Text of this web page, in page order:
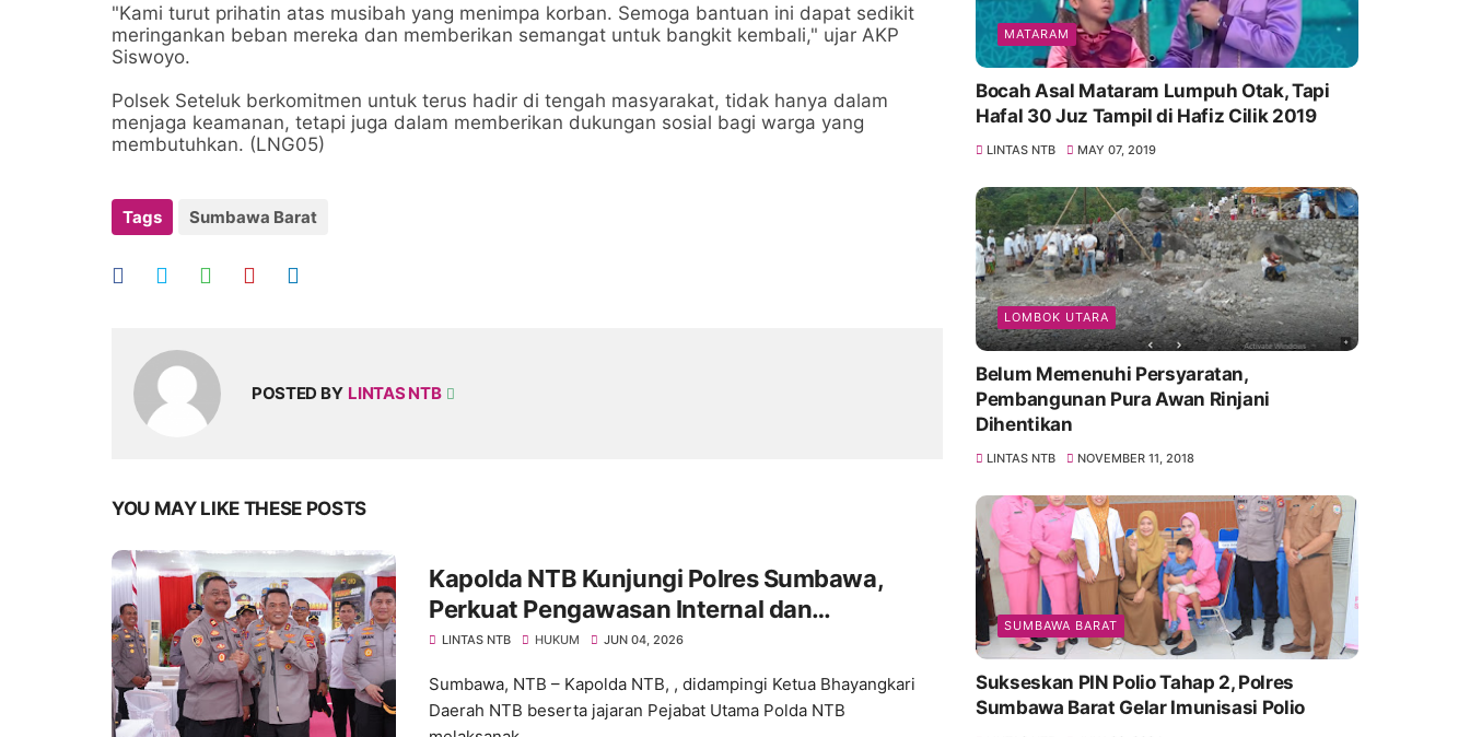
"Kami turut prihatin atas musibah yang menimpa korban. Semoga bantuan ini dapat sedikit
meringankan beban mereka dan memberikan semangat untuk bangkit kembali," ujar AKP
Siswoyo.
Polsek Seteluk berkomitmen untuk terus hadir di tengah masyarakat, tidak hanya dalam
menjaga keamanan, tetapi juga dalam memberikan dukungan sosial bagi warga yang
membutuhkan. (LNG05)
Tags Sumbawa Barat
POSTED BY LINTAS NTB
YOU MAY LIKE THESE POSTS
Kapolda NTB Kunjungi Polres Sumbawa,
Perkuat Pengawasan Internal dan
Tingkatkan Pelayanan Masyarakat
LINTAS NTB HUKUM JUN 04, 2026
Sumbawa, NTB – Kapolda NTB, , didampingi Ketua Bhayangkari
Daerah NTB beserta jajaran Pejabat Utama Polda NTB
MATARAM
Bocah Asal Mataram Lumpuh Otak, Tapi
Hafal 30 Juz Tampil di Hafiz Cilik 2019
LINTAS NTB MAY 07, 2019
LOMBOK UTARA
Belum Memenuhi Persyaratan,
Pembangunan Pura Awan Rinjani
Dihentikan
LINTAS NTB NOVEMBER 11, 2018
SUMBAWA BARAT
Sukseskan PIN Polio Tahap 2, Polres
Sumbawa Barat Gelar Imunisasi Polio